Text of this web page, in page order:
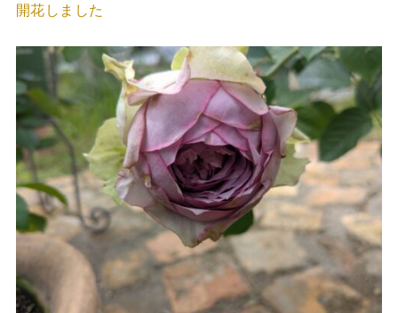
開花しました